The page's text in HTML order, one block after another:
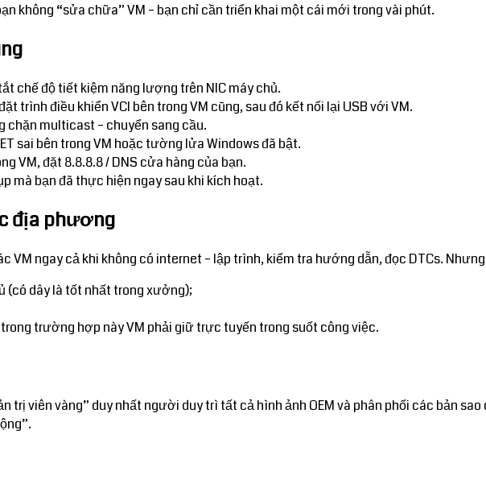
không “sửa chữa” VM – bạn chỉ cần triển khai một cái mới trong vài phút.
chế độ tiết kiệm năng lượng trên NIC máy chủ.
trình điều khiển VCI bên trong VM cũng, sau đó kết nối lại USB với VM.
chặn multicast – chuyển sang cầu.
sai bên trong VM hoặc tường lửa Windows đã bật.
VM, đặt 8.8.8.8 / DNS cửa hàng của bạn.
mà bạn đã thực hiện ngay sau khi kích hoạt.
địa phương
ngay cả khi không có internet – lập trình, kiểm tra hướng dẫn, đọc DTCs. Nhưng
(có dây là tốt nhất trong xưởng);
trường hợp này VM phải giữ trực tuyến trong suốt công việc.
trị viên vàng” duy nhất người duy trì tất cả hình ảnh OEM và phân phối các bản